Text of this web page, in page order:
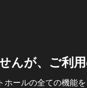
んが、ご利
ホールの全ての機能